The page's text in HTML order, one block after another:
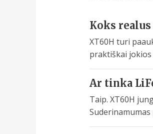
Koks
XT60H turi
praktiškai
Ar tinka
Taip. XT60H